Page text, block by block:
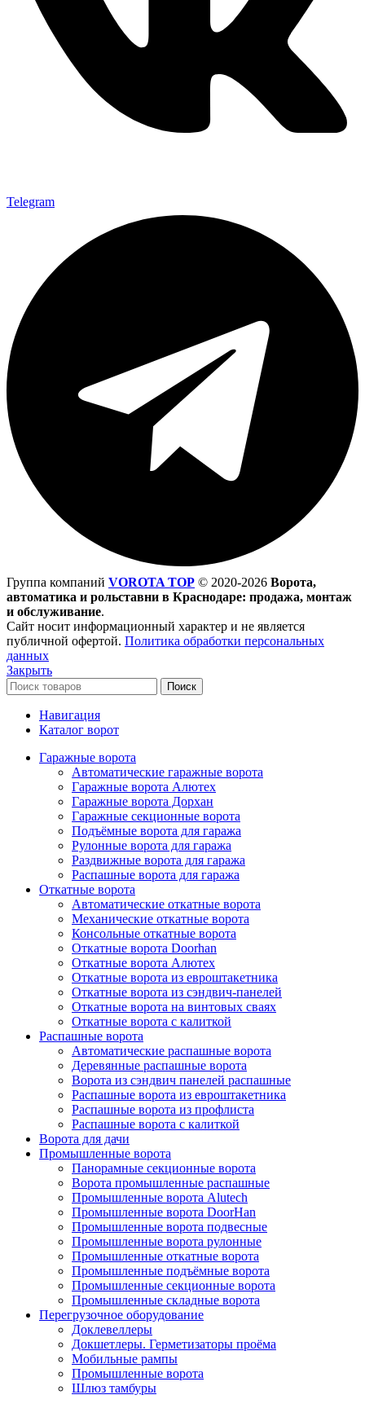
Telegram
Группа компаний VOROTA TOP © 2020-2026 Ворота,
автоматика и рольставни в Краснодаре: продажа, монтаж
и обслуживание.
Сайт носит информационный характер и не является
публичной офертой. Политика обработки персональных
данных
Закрыть
Поиск
Навигация
Каталог ворот
Гаражные ворота
Автоматические гаражные ворота
Гаражные ворота Алютех
Гаражные ворота Дорхан
Гаражные секционные ворота
Подъёмные ворота для гаража
Рулонные ворота для гаража
Раздвижные ворота для гаража
Распашные ворота для гаража
Откатные ворота
Автоматические откатные ворота
Механические откатные ворота
Консольные откатные ворота
Откатные ворота Doorhan
Откатные ворота Алютех
Откатные ворота из евроштакетника
Откатные ворота из сэндвич-панелей
Откатные ворота на винтовых сваях
Откатные ворота с калиткой
Распашные ворота
Автоматические распашные ворота
Деревянные распашные ворота
Ворота из сэндвич панелей распашные
Распашные ворота из евроштакетника
Распашные ворота из профлиста
Распашные ворота с калиткой
Ворота для дачи
Промышленные ворота
Панорамные секционные ворота
Ворота промышленные распашные
Промышленные ворота Alutech
Промышленные ворота DoorHan
Промышленные ворота подвесные
Промышленные ворота рулонные
Промышленные откатные ворота
Промышленные подъёмные ворота
Промышленные секционные ворота
Промышленные складные ворота
Перегрузочное оборудование
Доклевеллеры
Докшетлеры. Герметизаторы проёма
Мобильные рампы
Промышленные ворота
Шлюз тамбуры